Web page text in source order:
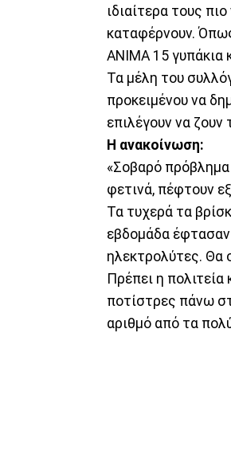
ιδιαίτερα τους
καταφέρνουν.
ΑΝΙΜΑ 15 γυπάκια
Τα μέλη του
προκειμένου να
επιλέγουν να ζουν
Η ανακοίνωση:
«Σοβαρό
φετινά, πέφτουν
Τα τυχερά τα
εβδομάδα
ηλεκτρολύτες. Θα
Πρέπει η
ποτίστρες πάνω
αριθμό από τα